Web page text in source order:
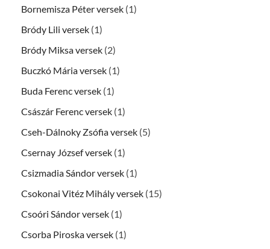
Bornemisza Péter versek (1)
Bródy Lili versek (1)
Bródy Miksa versek (2)
Buczkó Mária versek (1)
Buda Ferenc versek (1)
Császár Ferenc versek (1)
Cseh-Dálnoky Zsófia versek (5)
Csernay József versek (1)
Csizmadia Sándor versek (1)
Csokonai Vitéz Mihály versek (15)
Csoóri Sándor versek (1)
Csorba Piroska versek (1)